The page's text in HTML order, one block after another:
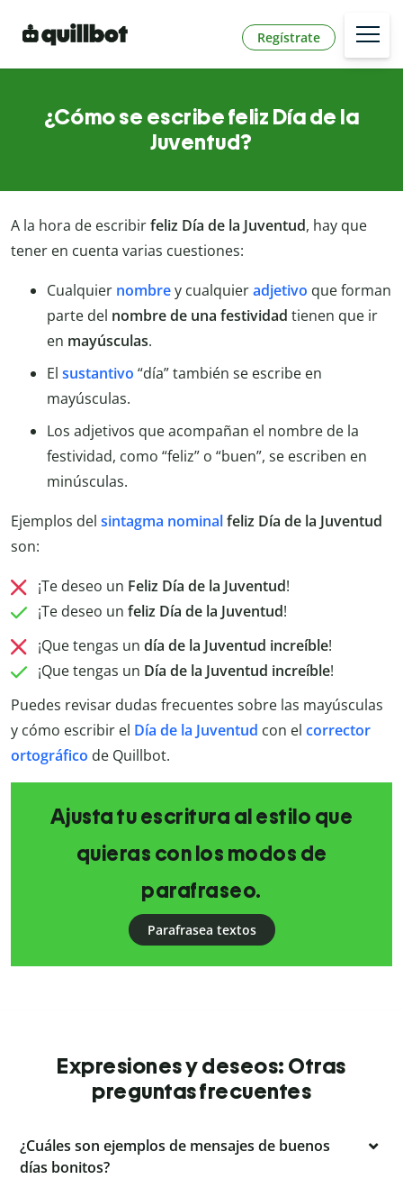
Regístrate
¿Cómo se escribe feliz Día de la
Juventud?
A la hora de escribirfeliz Día de la Juventud, hay que
tener en cuenta varias cuestiones:
Cualquier nombrey cualquieradjetivo que forman
parte del nombre de una festividad tienen que ir
en mayúsculas.
El sustantivo “día” también se escribe en
mayúsculas.
Los adjetivos que acompañan el nombre de la
festividad, como “feliz” o “buen”, se escriben en
minúsculas.
Ejemplos del sintagma nominalfeliz Día de la Juventud
son:
¡Te deseo un Feliz Día de la Juventud!
¡Te deseo un feliz Día de la Juventud!
¡Que tengas un día de la Juventud increíble!
¡Que tengas un Día de la Juventud increíble!
Puedes revisar dudas frecuentes sobre las mayúsculas
y cómo escribir el Día de la Juventud con el corrector
ortográfico de Quillbot.
Ajusta tu escritura al estilo que
quieras con los modos de
parafraseo.
Parafrasea textos
Expresiones y deseos: Otras
preguntas frecuentes
¿Cuáles son ejemplos de mensajes de buenos
días bonitos?